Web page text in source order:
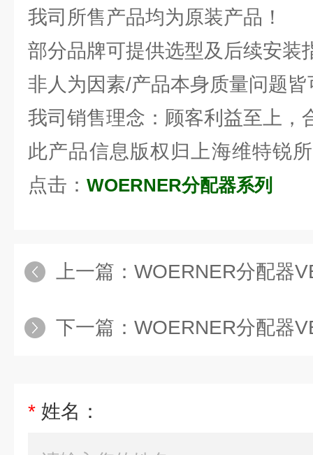
我司所售产品均为原装产品！
部分品牌可提供选型及后续安装
非人为因素/产品本身质量问题
我司销售理念：顾客利益至上，
此产品信息版权归上海维特锐
点击： WOERNER分配器系列
上一篇： WOERNER分配器
下一篇： WOERNER分配器
* 姓名：